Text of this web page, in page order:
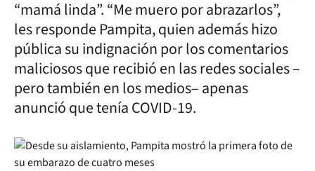
“mamá linda”. “Me muero por abrazarlos”,
les responde Pampita, quien además hizo
pública su indignación por los comentarios
maliciosos que recibió en las redes sociales –
pero también en los medios– apenas
anunció que tenía COVID-19.